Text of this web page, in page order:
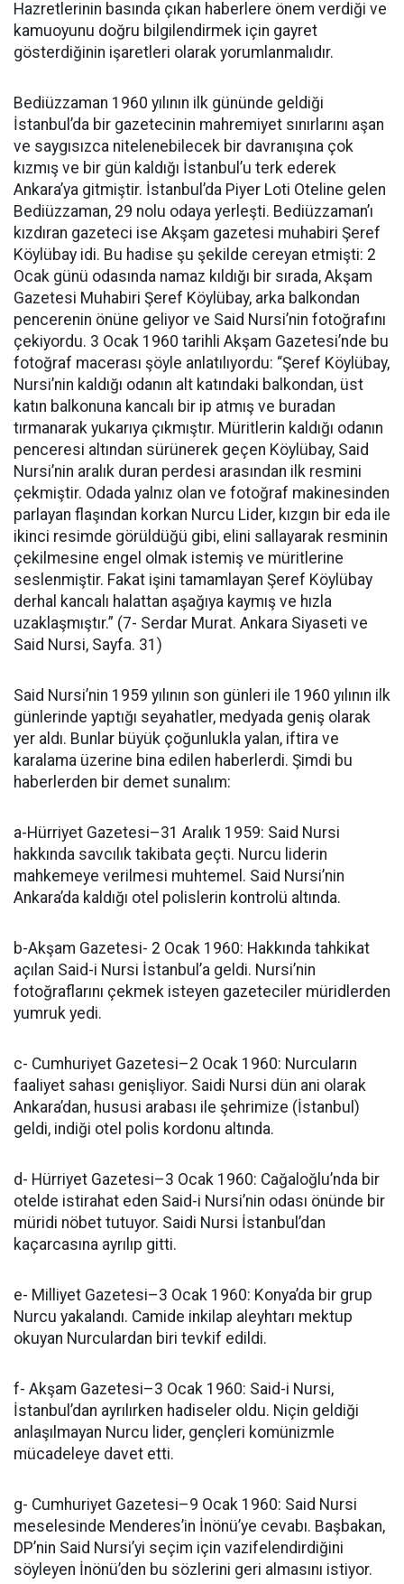
Hazretlerinin basında çıkan haberlere önem verdiği ve
kamuoyunu doğru bilgilendirmek için gayret
gösterdiğinin işaretleri olarak yorumlanmalıdır.
Bediüzzaman 1960 yılının ilk gününde geldiği
İstanbul’da bir gazetecinin mahremiyet sınırlarını aşan
ve saygısızca nitelenebilecek bir davranışına çok
kızmış ve bir gün kaldığı İstanbul’u terk ederek
Ankara’ya gitmiştir. İstanbul’da Piyer Loti Oteline gelen
Bediüzzaman, 29 nolu odaya yerleşti. Bediüzzaman’ı
kızdıran gazeteci ise Akşam gazetesi muhabiri Şeref
Köylübay idi. Bu hadise şu şekilde cereyan etmişti: 2
Ocak günü odasında namaz kıldığı bir sırada, Akşam
Gazetesi Muhabiri Şeref Köylübay, arka balkondan
pencerenin önüne geliyor ve Said Nursi’nin fotoğrafını
çekiyordu. 3 Ocak 1960 tarihli Akşam Gazetesi’nde bu
fotoğraf macerası şöyle anlatılıyordu: “Şeref Köylübay,
Nursi’nin kaldığı odanın alt katındaki balkondan, üst
katın balkonuna kancalı bir ip atmış ve buradan
tırmanarak yukarıya çıkmıştır. Müritlerin kaldığı odanın
penceresi altından sürünerek geçen Köylübay, Said
Nursi’nin aralık duran perdesi arasından ilk resmini
çekmiştir. Odada yalnız olan ve fotoğraf makinesinden
parlayan flaşından korkan Nurcu Lider, kızgın bir eda ile
ikinci resimde görüldüğü gibi, elini sallayarak resminin
çekilmesine engel olmak istemiş ve müritlerine
seslenmiştir. Fakat işini tamamlayan Şeref Köylübay
derhal kancalı halattan aşağıya kaymış ve hızla
uzaklaşmıştır.” (7- Serdar Murat. Ankara Siyaseti ve
Said Nursi, Sayfa. 31)
Said Nursi’nin 1959 yılının son günleri ile 1960 yılının ilk
günlerinde yaptığı seyahatler, medyada geniş olarak
yer aldı. Bunlar büyük çoğunlukla yalan, iftira ve
karalama üzerine bina edilen haberlerdi. Şimdi bu
haberlerden bir demet sunalım:
a-Hürriyet Gazetesi–31 Aralık 1959: Said Nursi
hakkında savcılık takibata geçti. Nurcu liderin
mahkemeye verilmesi muhtemel. Said Nursi’nin
Ankara’da kaldığı otel polislerin kontrolü altında.
b-Akşam Gazetesi- 2 Ocak 1960: Hakkında tahkikat
açılan Said-i Nursi İstanbul’a geldi. Nursi’nin
fotoğraflarını çekmek isteyen gazeteciler müridlerden
yumruk yedi.
c- Cumhuriyet Gazetesi–2 Ocak 1960: Nurcuların
faaliyet sahası genişliyor. Saidi Nursi dün ani olarak
Ankara’dan, hususi arabası ile şehrimize (İstanbul)
geldi, indiği otel polis kordonu altında.
d- Hürriyet Gazetesi–3 Ocak 1960: Cağaloğlu’nda bir
otelde istirahat eden Said-i Nursi’nin odası önünde bir
müridi nöbet tutuyor. Saidi Nursi İstanbul’dan
kaçarcasına ayrılıp gitti.
e- Milliyet Gazetesi–3 Ocak 1960: Konya’da bir grup
Nurcu yakalandı. Camide inkilap aleyhtarı mektup
okuyan Nurculardan biri tevkif edildi.
f- Akşam Gazetesi–3 Ocak 1960: Said-i Nursi,
İstanbul’dan ayrılırken hadiseler oldu. Niçin geldiği
anlaşılmayan Nurcu lider, gençleri komünizmle
mücadeleye davet etti.
g- Cumhuriyet Gazetesi–9 Ocak 1960: Said Nursi
meselesinde Menderes’in İnönü’ye cevabı. Başbakan,
DP’nin Said Nursi’yi seçim için vazifelendirdiğini
söyleyen İnönü’den bu sözlerini geri almasını istiyor.